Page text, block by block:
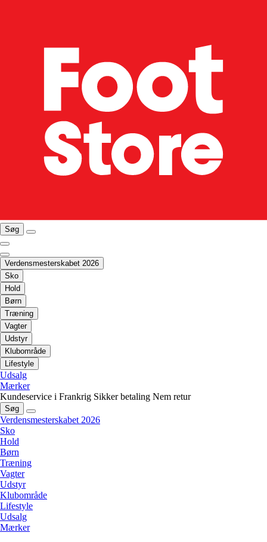
Søg
Verdensmesterskabet 2026
Sko
Hold
Børn
Træning
Vagter
Udstyr
Klubområde
Lifestyle
Udsalg
Mærker
Kundeservice i Frankrig Sikker betaling Nem retur
Søg
Verdensmesterskabet 2026
Sko
Hold
Børn
Træning
Vagter
Udstyr
Klubområde
Lifestyle
Udsalg
Mærker